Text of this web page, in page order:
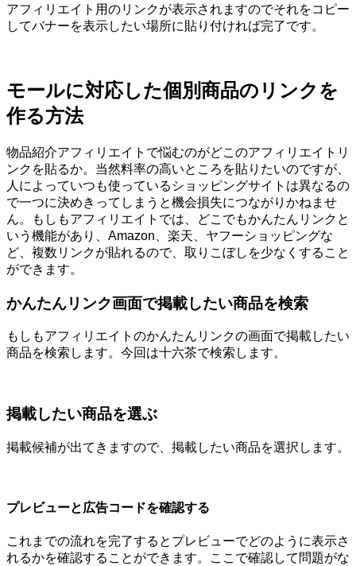
アフィリエイト用のリンクが表示されますのでそれをコピー
してバナーを表示したい場所に貼り付ければ完了です。
モールに対応した個別商品のリンクを
作る方法
物品紹介アフィリエイトで悩むのがどこのアフィリエイトリ
ンクを貼るか。当然料率の高いところを貼りたいのですが、
人によっていつも使っているショッピングサイトは異なるの
で一つに決めきってしまうと機会損失につながりかねませ
ん。もしもアフィリエイトでは、どこでもかんたんリンクと
いう機能があり、Amazon、楽天、ヤフーショッピングな
ど、複数リンクが貼れるので、取りこぼしを少なくすること
ができます。
かんたんリンク画面で掲載したい商品を検索
もしもアフィリエイトのかんたんリンクの画面で掲載したい
商品を検索します。今回は十六茶で検索します。
掲載したい商品を選ぶ
掲載候補が出てきますので、掲載したい商品を選択します。
プレビューと広告コードを確認する
これまでの流れを完了するとプレビューでどのように表示さ
れるかを確認することができます。ここで確認して問題がな